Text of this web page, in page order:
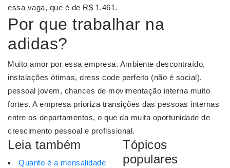
essa vaga, que é de R$ 1.461.
Por que trabalhar na
adidas?
Muito amor por essa empresa. Ambiente descontraído,
instalações ótimas, dress code perfeito (não é social),
pessoal jovem, chances de movimentação interna muito
fortes. A empresa prioriza transições das pessoas internas
entre os departamentos, o que da muita oportunidade de
crescimento pessoal e profissional.
Leia também
Quanto é a mensalidade
Tópicos
populares